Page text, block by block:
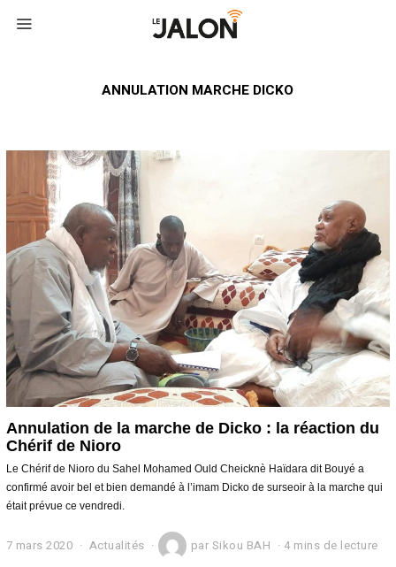
ANNULATION MARCHE DICKO
Annulation de la marche de Dicko : la réaction du
Chérif de Nioro
Le Chérif de Nioro du Sahel Mohamed Ould Cheicknè Haïdara dit Bouyé a
confirmé avoir bel et bien demandé à l’imam Dicko de surseoir à la marche qui
était prévue ce vendredi.
7 mars 2020 Actualités par Sikou BAH 4 mins de lecture